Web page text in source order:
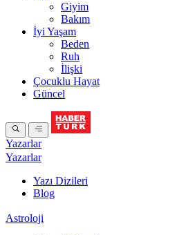
Giyim
Bakım
İyi Yaşam
Beden
Ruh
İlişki
Çocuklu Hayat
Güncel
Yazarlar
Yazarlar
Yazı Dizileri
Blog
Astroloji